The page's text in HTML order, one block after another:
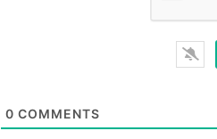
0 COMMENTS